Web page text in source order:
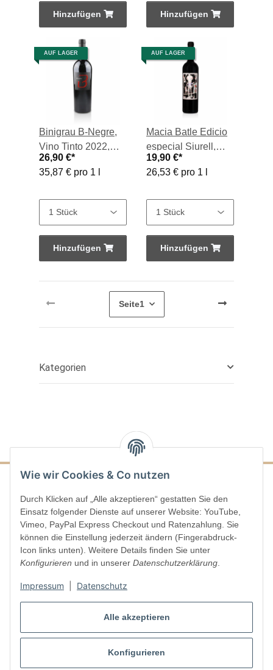
Alle akzeptieren
Konfigurieren
Wie wir Cookies & Co nutzen
Durch Klicken auf „Alle akzeptieren“ gestatten Sie den
Einsatz folgender Dienste auf unserer Website: YouTube,
Vimeo, PayPal Express Checkout und Ratenzahlung. Sie
können die Einstellung jederzeit ändern (Fingerabdruck-
Icon links unten). Weitere Details finden Sie unter
Konfigurieren und in unserer Datenschutzerklärung.
Impressum Datenschutz
Hinzufügen Hinzufügen
AUF LAGER
Binigrau B-Negre,
Vino Tinto 2022,
0,75-l-Flasche
26,90 €*
35,87 € pro 1 l
Hinzufügen
AUF LAGER
Macia Batle Edicio
especial Siurell,
Vino Tinto 2018,
0,75-l-Flasche
19,90 €*
26,53 € pro 1 l
Hinzufügen
Seite1
Kategorien
Informationen
Gesetzliche Informationen
Vertrag widerrufen
* Alle Preise inkl. gesetzlicher USt., zzgl.